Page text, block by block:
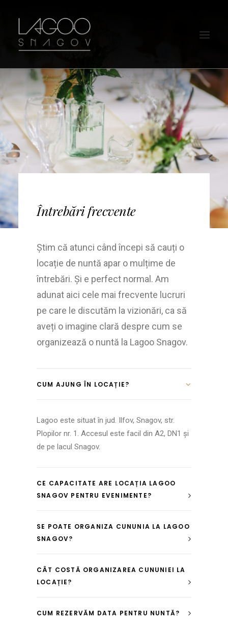
Întrebări frecvente
Știm că atunci când începi să cauți o
locație de nuntă apar o mulțime de
întrebări. Și e perfect normal. Am
adunat aici cele mai frecvente lucruri
pe care le discutăm la vizionări, ca să
aveți o imagine clară despre cum se
organizează o nuntă la Lagoo Snagov.
CUM AJUNG ÎN LOCAȚIE?
Lagoo este situat în jud. Ilfov, Snagov, str.
Plopilor nr. 1. Accesul este facil din A2, DN1 și
de pe lacul Snagov.
CE CAPACITATE ARE LOCAȚIA LAGOO
SNAGOV PENTRU EVENIMENTE?
SE POATE ORGANIZA CUNUNIA LA LAGOO
SNAGOV?
CÂT COSTĂ ORGANIZAREA CUNUNIEI LA
LOCAȚIE?
CUM REZERVĂM DATA PENTRU NUNTĂ?